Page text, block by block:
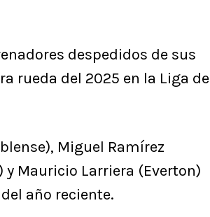
despedidos de sus
rueda del 2025 en la Liga de
Miguel Ramírez
y Mauricio Larriera (Everton)
año reciente.